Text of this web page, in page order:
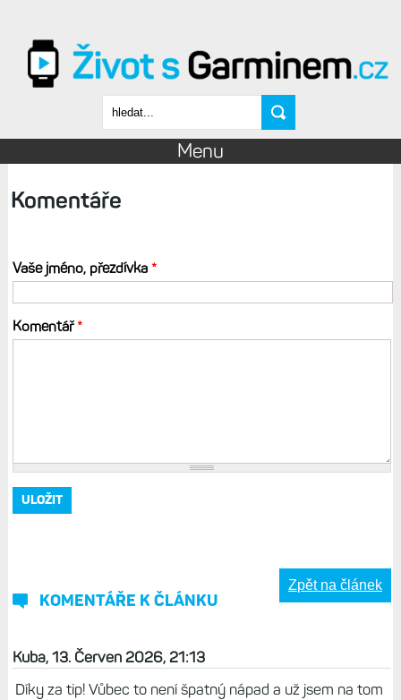
Vyhledávání
Menu
Komentáře
Vaše jméno, přezdívka *
Komentář*
KOMENTÁŘE K ČLÁNKU
Zpět na článek
Kuba, 13. Červen 2026, 21:13
Díky za tip! Vůbec to není špatný nápad a už jsem na tom